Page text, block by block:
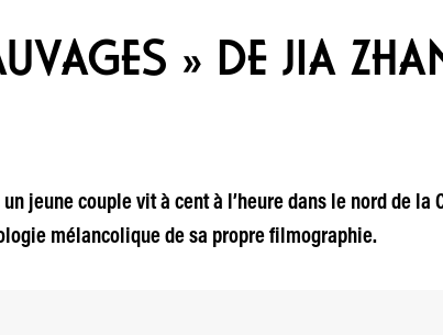
» DE JIA
un jeune couple vit à cent à l’heure dans le nord de
mélancolique de sa propre filmographie.